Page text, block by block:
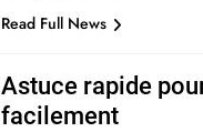
Read Full News
Astuce rapide
facilement